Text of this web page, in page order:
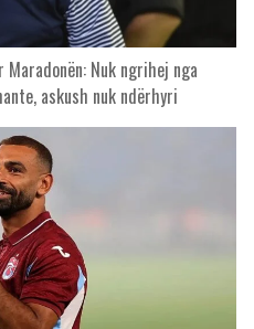
Nuk ngrihej nga
askush nuk ndërhyri